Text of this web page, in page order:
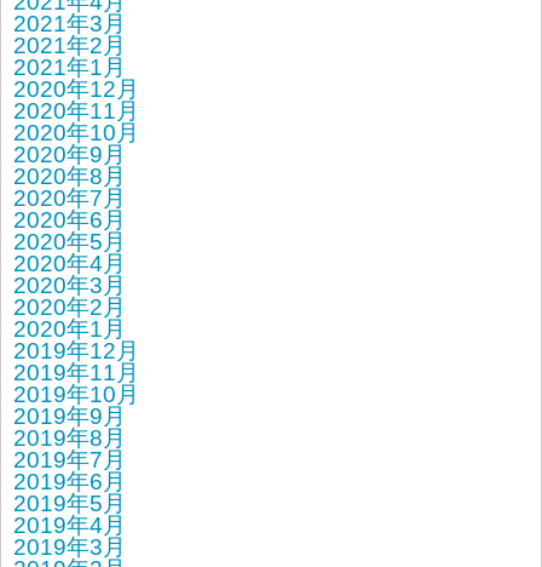
2021年3月
2021年2月
2021年1月
2020年12月
2020年11月
2020年10月
2020年9月
2020年8月
2020年7月
2020年6月
2020年5月
2020年4月
2020年3月
2020年2月
2020年1月
2019年12月
2019年11月
2019年10月
2019年9月
2019年8月
2019年7月
2019年6月
2019年5月
2019年4月
2019年3月